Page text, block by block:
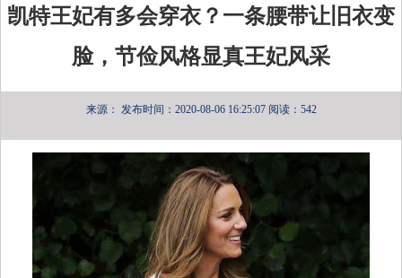
凯特王妃有多会穿衣？一条腰带让旧衣变
脸，节俭风格显真王妃风采
来源： 发布时间：2020-08-06 16:25:07 阅读：542